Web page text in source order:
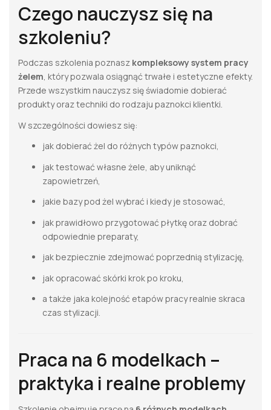
Czego nauczysz się na
szkoleniu?
Podczas szkolenia poznasz kompleksowy system pracy
żelem, który pozwala osiągnąć trwałe i estetyczne efekty.
Przede wszystkim nauczysz się świadomie dobierać
produkty oraz techniki do rodzaju paznokci klientki.
W szczególności dowiesz się:
jak dobierać żel do różnych typów paznokci,
jak testować własne żele, aby uniknąć
zapowietrzeń,
jakie bazy pod żel wybrać i kiedy je stosować,
jak prawidłowo przygotować płytkę oraz dobrać
odpowiednie preparaty,
jak bezpiecznie zdejmować poprzednią stylizację,
jak opracować skórki krok po kroku,
a także jaka kolejność etapów pracy realnie skraca
czas stylizacji.
Praca na 6 modelkach –
praktyka i realne problemy